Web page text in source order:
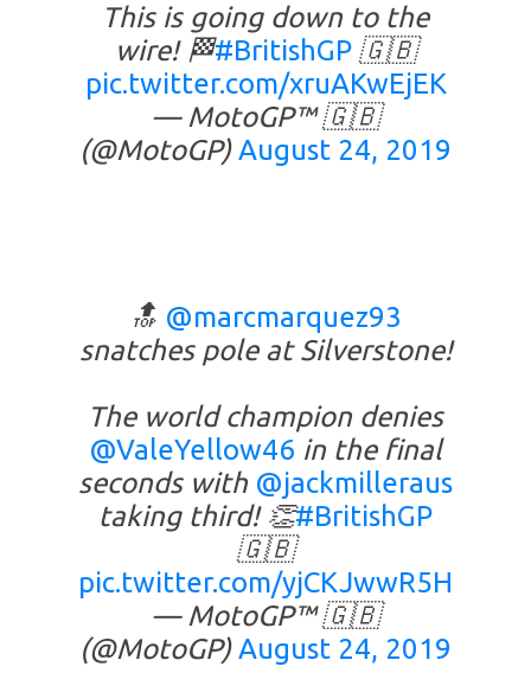
This is going down to the
wire! 🏁#BritishGP 🇬🇧
pic.twitter.com/xruAKwEjEK
— MotoGP™ 🇬🇧
(@MotoGP)August 24, 2019
🔝 @marcmarquez93
snatches pole at Silverstone!
The world champion denies
@ValeYellow46 in the final
seconds with @jackmilleraus
taking third! 👏#BritishGP
🇬🇧
pic.twitter.com/yjCKJwwR5H
— MotoGP™ 🇬🇧
(@MotoGP)August 24, 2019